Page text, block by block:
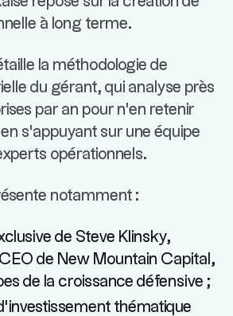
à long terme.
la méthodologie de
du gérant, qui analyse près
par an pour n'en retenir
s'appuyant sur une équipe
opérationnels.
notamment :
de Steve Klinsky,
de New Mountain Capital,
de la croissance défensive ;
thématique